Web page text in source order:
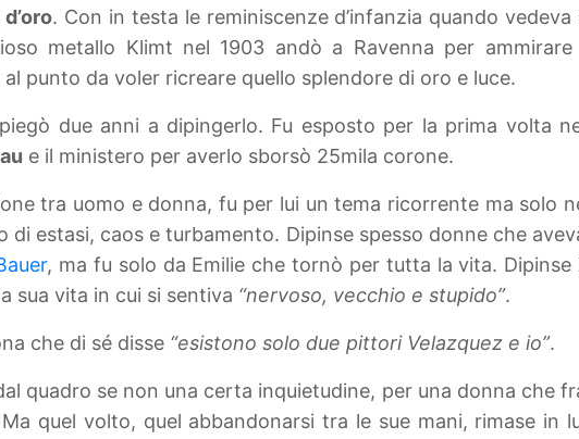
. Con in testa le reminiscenze d’infanzia quando vedeva
metallo Klimt nel 1903 andò a Ravenna per ammirare
punto da voler ricreare quello splendore di oro e luce.
due anni a dipingerlo. Fu esposto per la prima volta
e il ministero per averlo sborsò 25mila corone.
tra uomo e donna, fu per lui un tema ricorrente ma solo
di estasi, caos e turbamento. Dipinse spesso donne che
, ma fu solo da Emilie che tornò per tutta la vita. Dipinse
sua vita in cui si sentiva “nervoso, vecchio e stupido”.
che di sé disse “esistono solo due pittori Velazquez e io”.
quadro se non una certa inquietudine, per una donna che
quel volto, quel abbandonarsi tra le sue mani, rimase in